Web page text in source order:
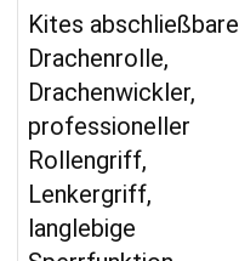
Kites abschließbare
Drachenrolle,
Drachenwickler,
professioneller
Rollengriff,
Lenkergriff,
langlebige